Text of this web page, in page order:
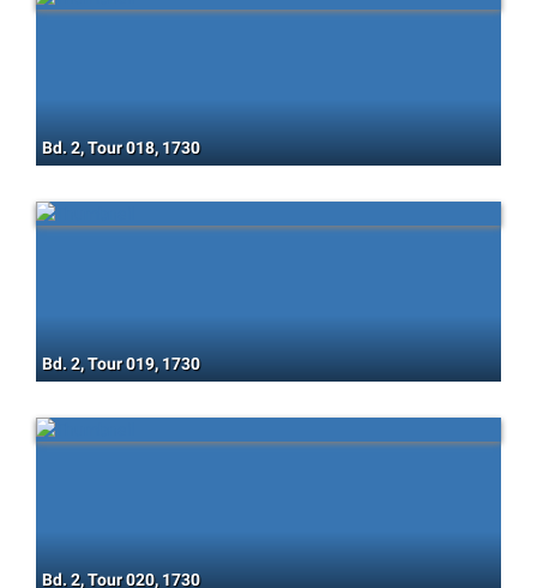
Bd. 2, Tour 018, 1730
Bd. 2, Tour 019, 1730
Bd. 2, Tour 020, 1730